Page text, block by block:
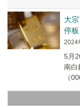
大
停板
2024
5月
南白
（